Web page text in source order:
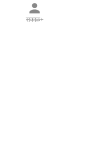
सकाळ+